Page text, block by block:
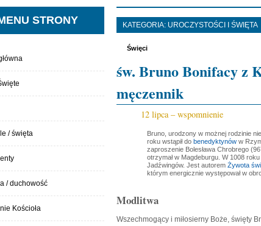
KATEGORIA: UROCZYSTOŚCI I ŚWIĘTA
Święci
św. Bruno Bonifacy z
męczennik
12 lipca – wspomnienie
Bruno, urodzony w możnej rodzinie
roku wstąpił do benedyktynóww
zaproszenie Bolesława Chrobrego
otrzymał w Magdeburgu. W 1008
Jadźwingów. Jest autorem Żywota
którym energicznie występował w
Modlitwa
Wszechmogący i miłosierny Boże, święty
STRONY
/ święta
/ duchowość
Kościoła